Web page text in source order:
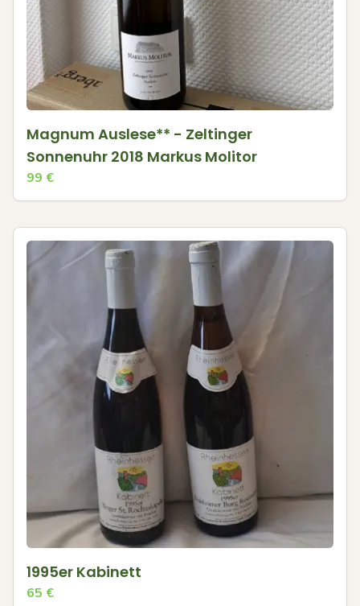
Magnum Auslese** - Zeltinger
Sonnenuhr 2018 Markus Molitor
99 €
1995er Kabinett
65 €